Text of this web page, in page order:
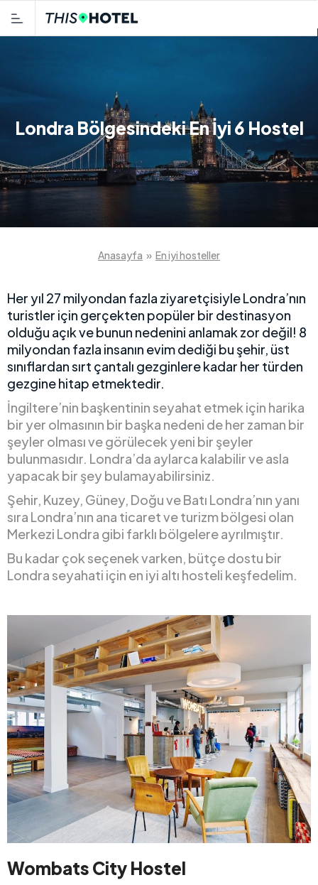
Londra Bölgesindeki En İyi 6 Hostel
Anasayfa » En iyi hosteller
Her yıl 27 milyondan fazla ziyaretçisiyle Londra’nın
turistler için gerçekten popüler bir destinasyon
olduğu açık ve bunun nedenini anlamak zor değil! 8
milyondan fazla insanın evim dediği bu şehir, üst
sınıflardan sırt çantalı gezginlere kadar her türden
gezgine hitap etmektedir.
İngiltere’nin başkentinin seyahat etmek için harika
bir yer olmasının bir başka nedeni de her zaman bir
şeyler olması ve görülecek yeni bir şeyler
bulunmasıdır. Londra’da aylarca kalabilir ve asla
yapacak bir şey bulamayabilirsiniz.
Şehir, Kuzey, Güney, Doğu ve Batı Londra’nın yanı
sıra Londra’nın ana ticaret ve turizm bölgesi olan
Merkezi Londra gibi farklı bölgelere ayrılmıştır.
Bu kadar çok seçenek varken, bütçe dostu bir
Londra seyahati için en iyi altı hosteli keşfedelim.
Wombats City Hostel